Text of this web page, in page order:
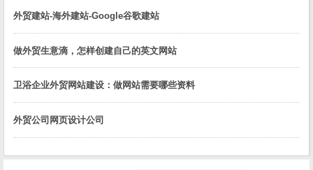
外贸建站-海外建站-Google谷歌建站
做外贸生意滴，怎样创建自己的英文网站
卫浴企业外贸网站建设：做网站需要哪些资料
外贸公司网页设计公司